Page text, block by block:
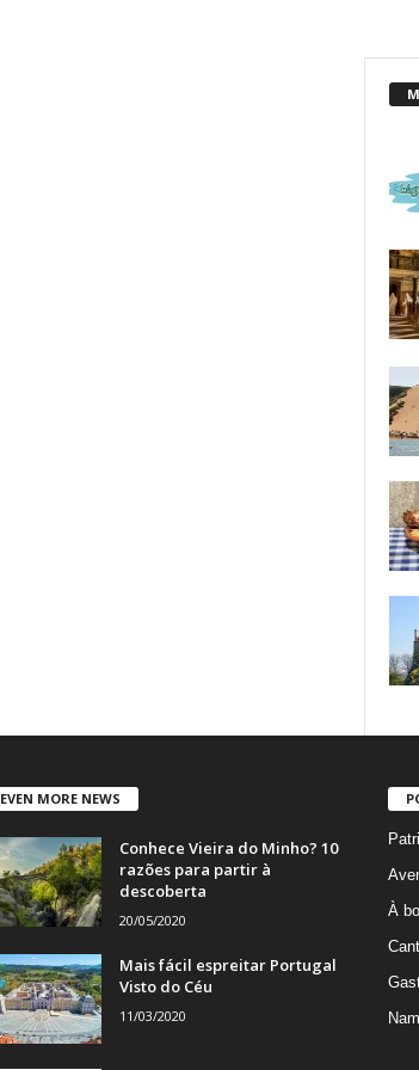
EVEN MORE NEWS
Conhece Vieira do Minho? 10
razões para partir à
descoberta
20/05/2020
Mais fácil espreitar Portugal
Visto do Céu
11/03/2020
À